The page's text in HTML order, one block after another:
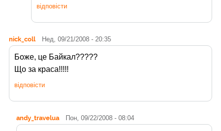
відповісти
nick_coll Нед, 09/21/2008 - 20:35
Боже, це Байкал?????
Що за краса!!!!!
відповісти
andy_travelua Пон, 09/22/2008 - 08:04